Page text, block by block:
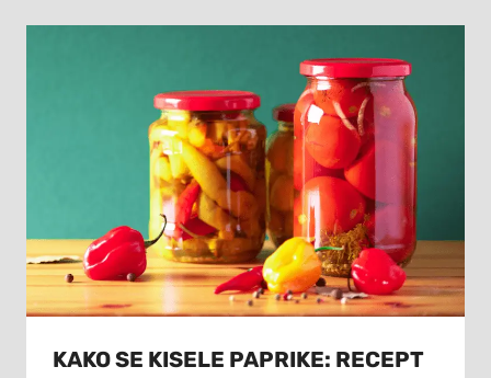
KAKO SE KISELE PAPRIKE: RECEPT